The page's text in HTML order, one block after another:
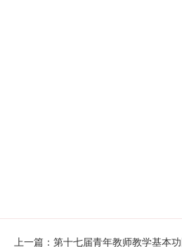
上一篇：第十七届青年教师教学基本